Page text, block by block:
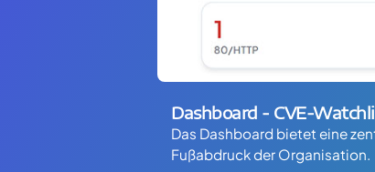
Dashboard - CVE-
Das Dashboard bietet eine
Fußabdruck der Organisation.